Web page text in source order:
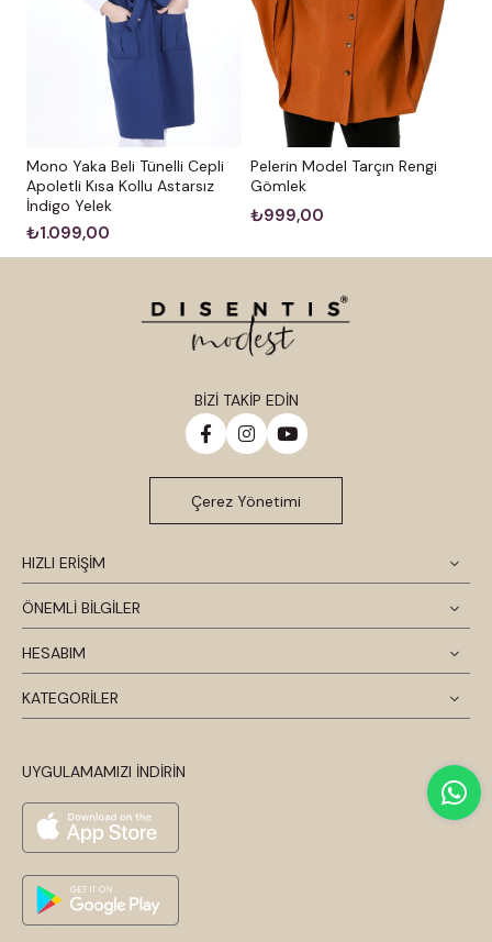
Mono Yaka Beli Tünelli Cepli
Apoletli Kısa Kollu Astarsız
İndigo Yelek
₺1.099,00
Pelerin Model Tarçın Rengi
Gömlek
₺999,00
HIZLI ERİŞİM
ÖNEMLİ BİLGİLER
HESABIM
KATEGORİLER
UYGULAMAMIZI İNDİRİN
BİZİ TAKİP EDİN
Çerez Yönetimi